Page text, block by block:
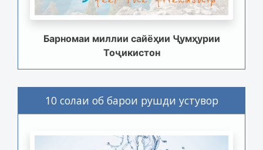
Барномаи миллии сайёҳии Ҷумҳурии
Тоҷикистон
10 солаи об барои рушди устувор